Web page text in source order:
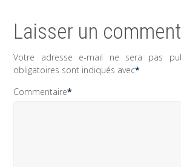
Laisser un
Votre adresse e-mail ne sera pas
obligatoires sont indiqués avec*
Commentaire*